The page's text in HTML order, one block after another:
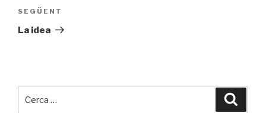
Entrada
següent
SEGÜENT
La idea